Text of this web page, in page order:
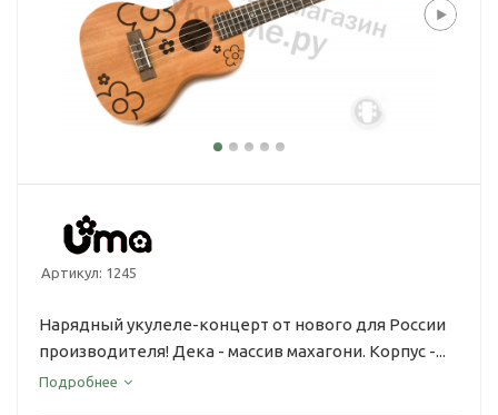
Артикул: 1245
Нарядный укулеле-концерт от нового для России
производителя! Дека - массив махагони. Корпус -...
Подробнее